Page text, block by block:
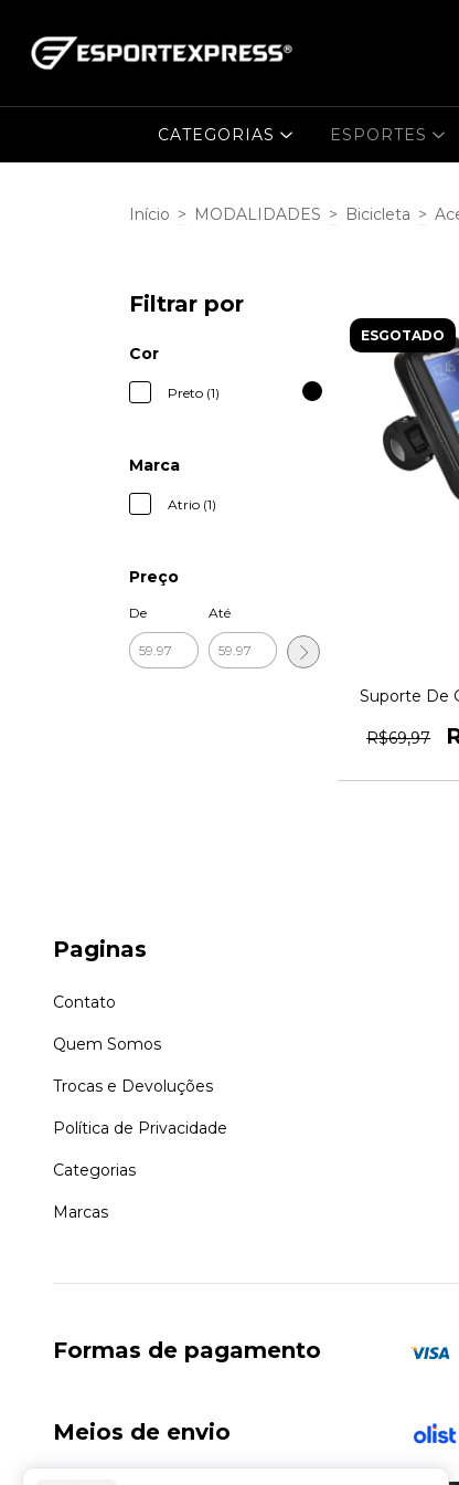
CATEGORIAS ESPORTES
Início > MODALIDADES > Bicicleta >
Filtrar por
Cor
Preto (1)
Marca
Atrio (1)
Preço
De Até
ESGOTADO
Suporte De
R$69,97
Paginas
Contato
Quem Somos
Trocas e Devoluções
Política de Privacidade
Categorias
Marcas
Formas de pagamento
Meios de envio